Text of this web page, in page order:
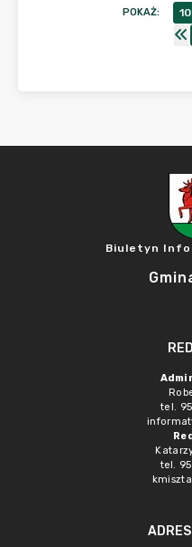
POKAŻ: 10
Biuletyn
tel.
tel.